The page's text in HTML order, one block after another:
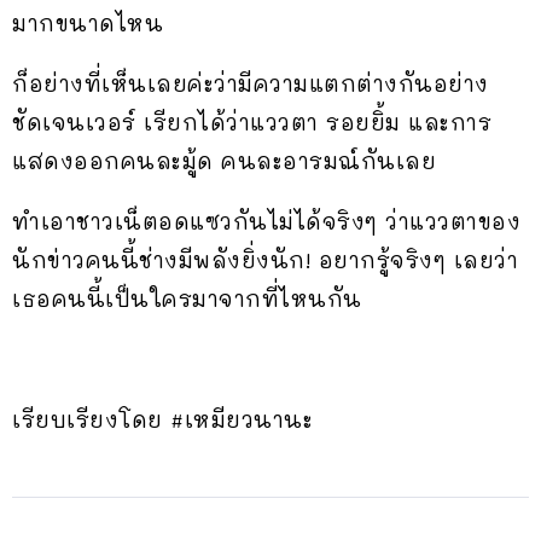
มากขนาดไหน
ก็อย่างที่เห็นเลยค่ะว่ามีความแตกต่างกันอย่าง
ชัดเจนเวอร์ เรียกได้ว่าแววตา รอยยิ้ม และการ
แสดงออกคนละมู้ด คนละอารมณ์กันเลย
ทำเอาชาวเน็ตอดแซวกันไม่ได้จริงๆ ว่าแววตาของ
นักข่าวคนนี้ช่างมีพลังยิ่งนัก! อยากรู้จริงๆ เลยว่า
เธอคนนี้เป็นใครมาจากที่ไหนกัน
เรียบเรียงโดย #เหมียวนานะ